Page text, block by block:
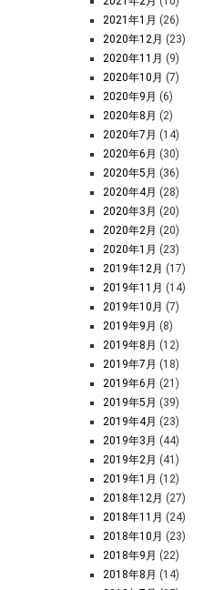
2021年1月 (26)
2020年12月 (23)
2020年11月 (9)
2020年10月 (7)
2020年9月 (6)
2020年8月 (2)
2020年7月 (14)
2020年6月 (30)
2020年5月 (36)
2020年4月 (28)
2020年3月 (20)
2020年2月 (20)
2020年1月 (23)
2019年12月 (17)
2019年11月 (14)
2019年10月 (7)
2019年9月 (8)
2019年8月 (12)
2019年7月 (18)
2019年6月 (21)
2019年5月 (39)
2019年4月 (23)
2019年3月 (44)
2019年2月 (41)
2019年1月 (12)
2018年12月 (27)
2018年11月 (24)
2018年10月 (23)
2018年9月 (22)
2018年8月 (14)